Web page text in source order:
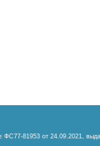
81953 от 24.09.2021,